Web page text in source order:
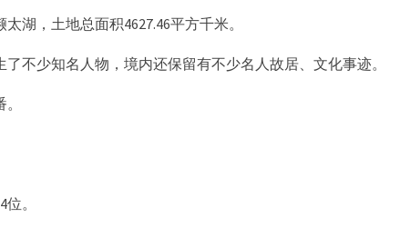
湖，土地总面积4627.46平方千米。
不少知名人物，境内还保留有不少名人故居、文化事迹。
。